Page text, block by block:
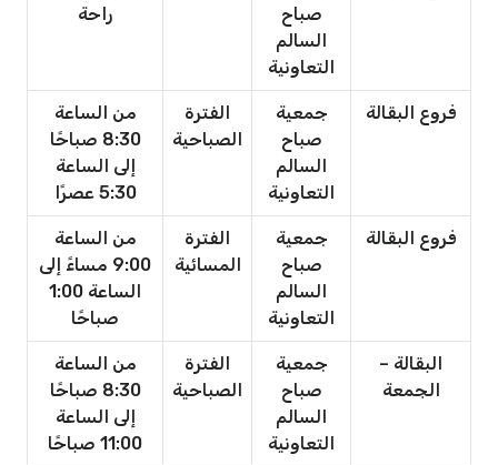
صباح
السالم
التعاونية
راحة
فروع البقالة
جمعية
صباح
السالم
التعاونية
الفترة
الصباحية
من الساعة
8:30 صباحًا
إلى الساعة
5:30 عصرًا
فروع البقالة
جمعية
صباح
السالم
التعاونية
الفترة
المسائية
من الساعة
9:00 مساءً إلى
الساعة 1:00
صباحًا
البقالة –
الجمعة
جمعية
صباح
السالم
التعاونية
الفترة
الصباحية
من الساعة
8:30 صباحًا
إلى الساعة
11:00 صباحًا